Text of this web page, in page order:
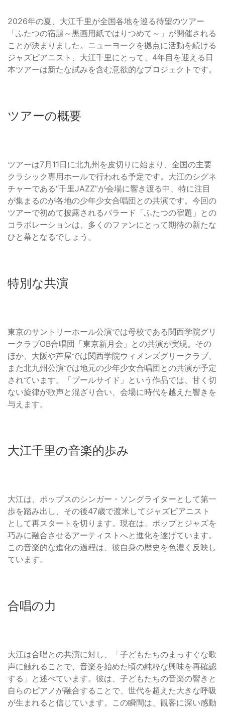
2026年の夏、大江千里が全国各地を巡る待望のツアー
「ふたつの宿題～黒画用紙ではりつめて～」が開催される
ことが決まりました。ニューヨークを拠点に活動を続ける
ジャズピアニスト、大江千里にとって、4年目を迎える日
本ツアーは新たな試みを含む意欲的なプロジェクトです。
ツアーの概要
ツアーは7月11日に北九州を皮切りに始まり、全国の主要
クラシック専用ホールで行われる予定です。大江のシグネ
チャーである“千里JAZZ”が会場に響き渡る中、特に注目
が集まるのが各地の少年少女合唱団との共演です。今回の
ツアーで初めて披露されるバラード「ふたつの宿題」との
コラボレーションは、多くのファンにとって期待の新たな
ひと幕となるでしょう。
特別な共演
東京のサントリーホール公演では母校である関西学院グリ
ークラブOB合唱団「東京新月会」との共演が実現。その
ほか、大阪や芦屋では関西学院ウィメンズグリークラブ、
また北九州公演では地元の少年少女合唱団との共演が予定
されています。「プールサイド」という作品では、甘く切
ない旋律が歌声と混ざり合い、会場に時代を越えた響きを
与えます。
大江千里の音楽的歩み
大江は、ポップスのシンガー・ソングライターとして第一
歩を踏み出し、その後47歳で渡米してジャズピアニスト
として再スタートを切ります。現在は、ポップとジャズを
巧みに融合させるアーティストへと進化を遂げています。
この音楽的な進化の過程は、彼自身の歴史を色濃く反映し
ています。
合唱の力
大江は合唱との共演に対し、「子どもたちのまっすぐな歌
声に触れることで、音楽を始めた頃の純粋な興味を再確認
する」と述べています。彼は、子どもたちの音楽の響きと
自らのピアノが融合することで、世代を超えた大きな呼吸
が生まれると信じています。この瞬間は、観客に深い感動